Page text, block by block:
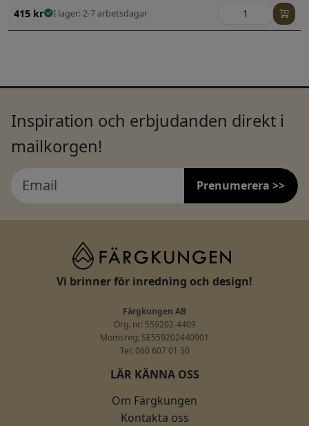
415 kr I lager: 2-7 arbetsdagar
Inspiration och erbjudanden direkt i
mailkorgen!
Prenumerera >>
Vi brinner för inredning och design!
Färgkungen AB
Org. nr: 559202-4409
Momsreg: SE559202440901
Tel: 060 607 01 50
LÄR KÄNNA OSS
Om Färgkungen
Kontakta oss